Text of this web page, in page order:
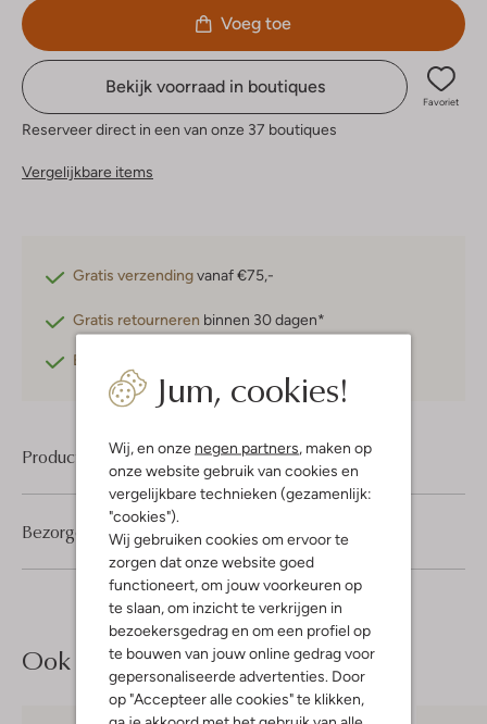
Jum, cookies!
Wij, en onze negen partners , maken op
onze website gebruik van cookies en
vergelijkbare technieken (gezamenlijk:
"cookies").
Wij gebruiken cookies om ervoor te
zorgen dat onze website goed
functioneert, om jouw voorkeuren op
te slaan, om inzicht te verkrijgen in
bezoekersgedrag en om een profiel op
te bouwen van jouw online gedrag voor
gepersonaliseerde advertenties. Door
op "Accepteer alle cookies" te klikken,
Voeg toe
Bekijk voorraad in boutiques
Favoriet
Reserveer direct in een van onze 37 boutiques
Vergelijkbare items
Gratis verzendingvanaf €75,-
Gratis retourneren binnen 30 dagen*
Betaal achteraf
Product informatie
Bezorgen & retourneren
Ook iets voor jou?